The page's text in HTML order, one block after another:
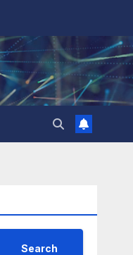
Search